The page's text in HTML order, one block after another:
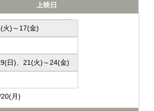
上映日
火)～17(金)
日)、21(火)～24(金)
月)